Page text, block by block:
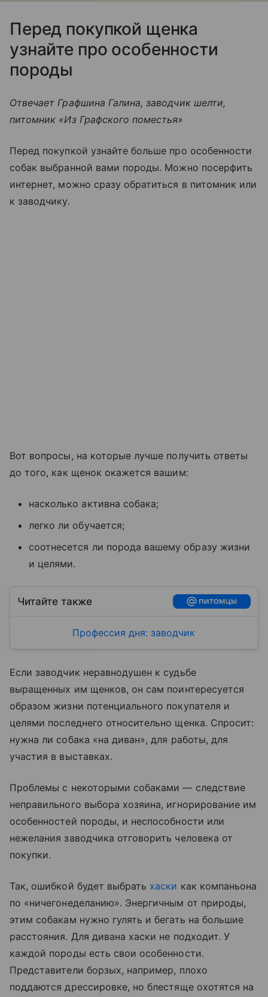
Перед покупкой щенка
узнайте про особенности
породы
Отвечает Графшина Галина, заводчик шелти,
питомник «Из Графского поместья»
Перед покупкой узнайте больше про особенности
собак выбранной вами породы. Можно посерфить
интернет, можно сразу обратиться в питомник или
к заводчику.
Вот вопросы, на которые лучше получить ответы
до того, как щенок окажется вашим:
насколько активна собака;
легко ли обучается;
соотнесется ли порода вашему образу жизни
и целями.
Читайте также
Профессия дня: заводчик
Если заводчик неравнодушен к судьбе
выращенных им щенков, он сам поинтересуется
образом жизни потенциального покупателя и
целями последнего относительно щенка. Спросит:
нужна ли собака «на диван», для работы, для
участия в выставках.
Проблемы с некоторыми собаками — следствие
неправильного выбора хозяина, игнорирование им
особенностей породы, и неспособности или
нежелания заводчика отговорить человека от
покупки.
Так, ошибкой будет выбрать хаски как компаньона
по «ничегонеделанию». Энергичным от природы,
этим собакам нужно гулять и бегать на большие
расстояния. Для дивана хаски не подходит. У
каждой породы есть свои особенности.
Представители борзых, например, плохо
поддаются дрессировке, но блестяще охотятся на